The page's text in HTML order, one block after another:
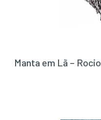
Manta em Lã – Rocio